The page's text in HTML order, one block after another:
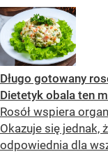
Długo gotowany
Dietetyk obala ten
Rosół wspiera
Okazuje się jednak,
odpowiednia dla